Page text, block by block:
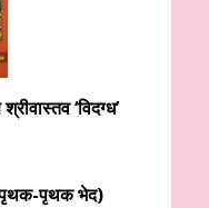
‘विदग्ध’
पृथक-पृथक भेद)